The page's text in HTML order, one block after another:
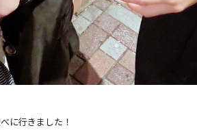
に行きました！